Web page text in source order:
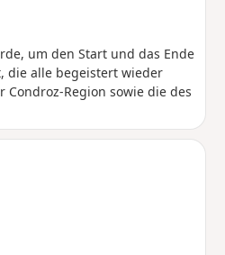
um den Start und das Ende
die alle begeistert wieder
Region sowie die des